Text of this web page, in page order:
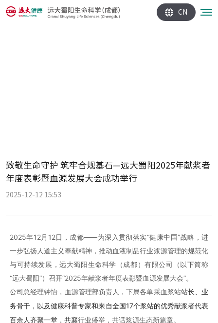
CN
致敬生命守护 筑牢合规基石—远大蜀阳2025年献浆者
年度表彰暨血源发展大会成功举行
2025-12-12 15:53
2025年12月12日，成都——为深入贯彻落实“健康中国”战略，进
一步弘扬人道主义奉献精神，推动血液制品行业浆源管理的规范化
与可持续发展，远大蜀阳生命科学（成都）有限公司（以下简称
“远大蜀阳”）召开“2025年献浆者年度表彰暨血源发展大会”。
公司总经理钟怡，血源管理部负责人，下属各单采血浆站站长、业
务骨干， 以及健康科普专家和来自全国17个浆站的优秀献浆者代表
百余人齐聚一堂，共襄行业盛举，共话浆源生态新篇章。